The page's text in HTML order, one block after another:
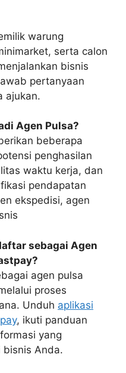
warung
serta calon
bisnis
pertanyaan
ajukan.
Agen Pulsa?
beberapa
penghasilan
waktu kerja, dan
pendapatan
ekspedisi, agen
sebagai Agen
agen pulsa
proses
Unduh aplikasi
, ikuti panduan
yang
bisnis Anda.